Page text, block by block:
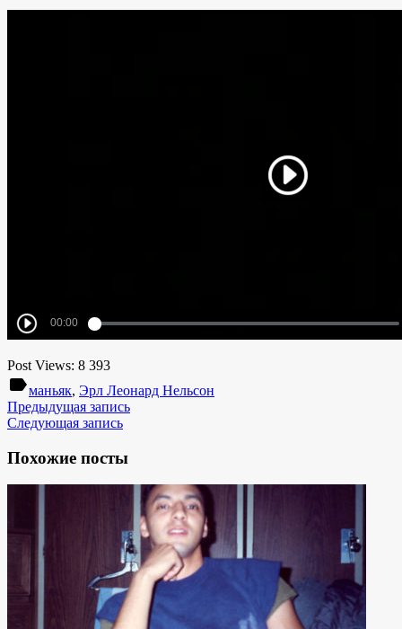
Post Views: 8 393
labelманьяк, Эрл Леонард Нельсон
Предыдущая запись
Следующая запись
Похожие посты